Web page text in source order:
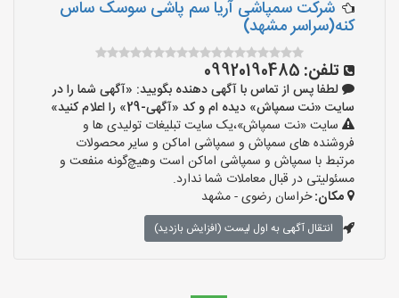
شرکت سمپاشی آریا سم پاشی سوسک ساس
کنه(سراسر مشهد)
تلفن: 09920190485
لطفا پس از تماس با آگهی دهنده بگویید: «آگهی شما را در
سایت «نت سمپاش» دیده ام و کد «آگهی-29» را اعلام کنید»
سایت «نت سمپاش»،یک سایت تبلیغات تولیدی ها و
فروشنده های سمپاش و سمپاشی اماکن و سایر محصولات
مرتبط با سمپاش و سمپاشی اماکن است وهیچ‌گونه منفعت و
مسئولیتی در قبال معاملات شما ندارد.
مکان:خراسان رضوی - مشهد
انتقال آگهی به اول لیست (افزایش بازدید)